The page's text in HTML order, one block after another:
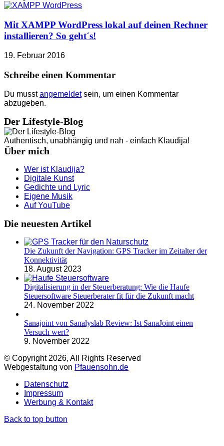
Mit XAMPP WordPress lokal auf deinen Rechner
installieren? So geht´s!
19. Februar 2016
Schreibe einen Kommentar
Du musstangemeldetsein, um einen Kommentar
abzugeben.
Der Lifestyle-Blog
Authentisch, unabhängig und nah - einfach Klaudija!
Über mich
Wer ist Klaudija?
Digitale Kunst
Gedichte und Lyric
Eigene Musik
Auf YouTube
Die neuesten Artikel
Die Zukunft der Navigation: GPS Tracker im Zeitalter der
Konnektivität
18. August 2023
Digitalisierung in der Steuerberatung: Wie die Haufe
Steuersoftware Steuerberater fit für die Zukunft macht
24. November 2022
Sanajoint von Sanalyslab Review: Ist SanaJoint einen
Versuch wert?
9. November 2022
© Copyright 2026, All Rights Reserved
Webgestaltung von Pfauensohn.de
Datenschutz
Impressum
Werbung & Kontakt
Back to top button